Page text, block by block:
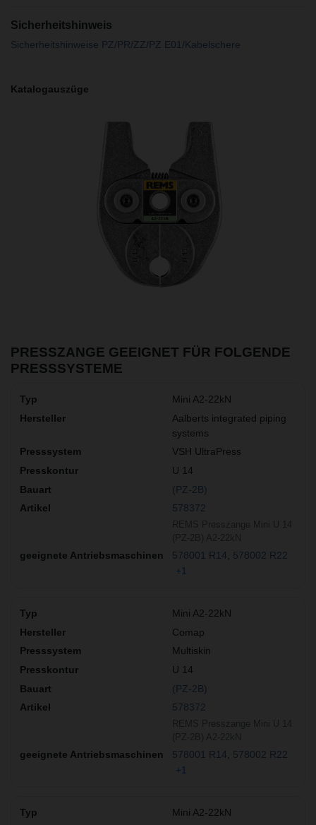
Sicherheitshinweis
Sicherheitshinweise PZ/PR/ZZ/PZ E01/Kabelschere
Katalogauszüge
PRESSZANGE GEEIGNET FÜR FOLGENDE
PRESSSYSTEME
Mini A2-22kN
Aalberts integrated piping
systems
VSH UltraPress
U 14
(PZ-2B)
578372
578001 R14
578002 R22
+1
Mini A2-22kN
Comap
Multiskin
U 14
(PZ-2B)
578372
578001 R14
578002 R22
+1
Mini A2-22kN